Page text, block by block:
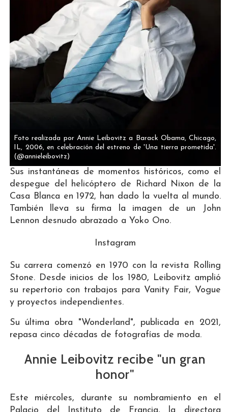
Foto realizada por Annie Leibovitz a Barack Obama, Chicago,
IL, 2006, en celebración del estreno de 'Una tierra prometida'.
(@annieleibovitz)
Sus instantáneas de momentos históricos, como el
despegue del helicóptero de Richard Nixon de la
Casa Blanca en 1972, han dado la vuelta al mundo.
También lleva su firma la imagen de un John
Lennon desnudo abrazado a Yoko Ono.
Instagram
Su carrera comenzó en 1970 con la revista Rolling
Stone. Desde inicios de los 1980, Leibovitz amplió
su repertorio con trabajos para Vanity Fair, Vogue
y proyectos independientes.
Su última obra "Wonderland", publicada en 2021,
repasa cinco décadas de fotografías de moda.
Annie Leibovitz recibe "un gran
honor"
Este miércoles, durante su nombramiento en el